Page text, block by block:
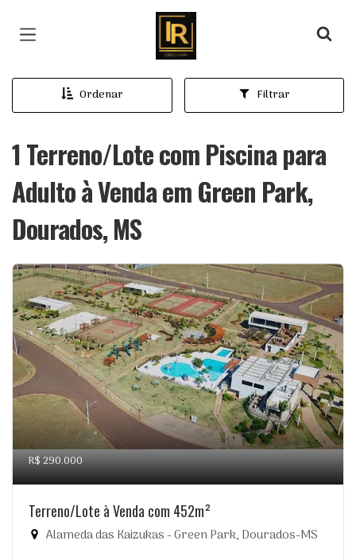
Página inicial
Ordenar Filtrar
1 Terreno/Lote com Piscina para
Adulto à Venda em Green Park,
Dourados, MS
R$ 290.000
Terreno/Lote à Venda com 452m²
Alameda das Kaizukas - Green Park, Dourados-MS